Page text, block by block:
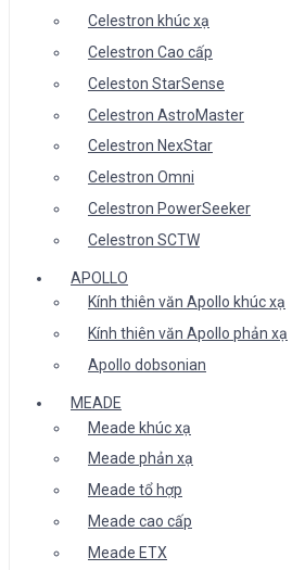
Celestron khúc xạ
Celestron Cao cấp
Celeston StarSense
Celestron AstroMaster
Celestron NexStar
Celestron Omni
Celestron PowerSeeker
Celestron SCTW
APOLLO
Kính thiên văn Apollo khúc xạ
Kính thiên văn Apollo phản xạ
Apollo dobsonian
MEADE
Meade khúc xạ
Meade phản xạ
Meade tổ hợp
Meade cao cấp
Meade ETX